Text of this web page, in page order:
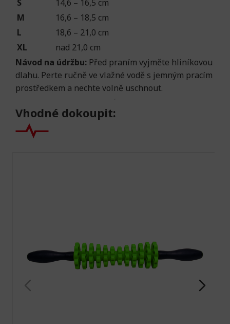
S
14,6 – 16,5 cm
M
16,6 – 18,5 cm
L
18,6 – 21,0 cm
XL
nad 21,0 cm
Návod na údržbu: Před praním vyjměte hliníkovou
dlahu. Perte ručně ve vlažné vodě s jemným pracím
prostředkem a nechte volně uschnout.
Vhodné dokoupit: